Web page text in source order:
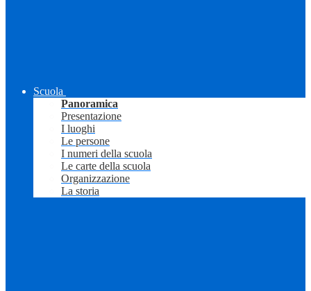
Scuola
Panoramica
Presentazione
I luoghi
Le persone
I numeri della scuola
Le carte della scuola
Organizzazione
La storia